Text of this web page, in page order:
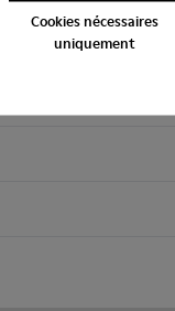
Cookies nécessaires
uniquement
sportive,
est confectionnée à